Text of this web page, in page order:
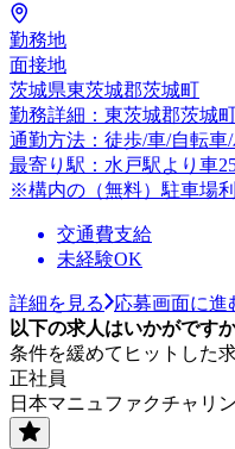
勤務地
面接地
茨城県東茨城郡茨城町
勤務詳細：東茨城郡茨城
通勤方法：徒歩/車/自転車
最寄り駅：水戸駅より車
※構内の（無料）駐車場
交通費支給
未経験OK
詳細を見る
応募画面に進
以下の求人はいかがです
条件を緩めてヒットした
正社員
日本マニュファクチャリ